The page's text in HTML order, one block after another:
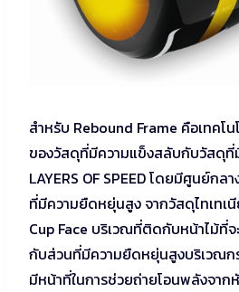
สำหรับ Rebound Frame คือเทคโ
ของวัสดุที่มีความแข็งสลับกับวัสดุ
LAYERS OF SPEED โดยมีศูนย์กล
ที่มีความยืดหยุ่นสูง จากวัสดุไทเทเ
Cup Face บริเวณที่ติดกับหน้าไม้ที่
กับส่วนที่มีความยืดหยุ่นสูงบริเวณก
มีหน้าที่ในการช่วยถ่ายโอนพลังจาก